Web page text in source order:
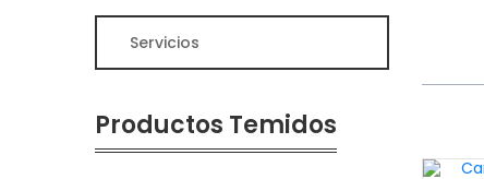
Servicios
Productos Temidos